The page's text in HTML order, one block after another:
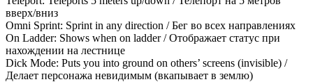
вверх/вниз
Omni Sprint: Sprint in any direction / Бег во всех направлениях
On Ladder: Shows when on ladder / Отображает статус при
нахождении на лестнице
Dick Mode: Puts you into ground on others’ screens (invisible) /
Делает персонажа невидимым (вкапывает в землю)